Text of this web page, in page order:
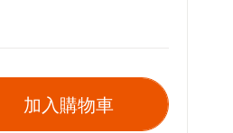
加入購物車